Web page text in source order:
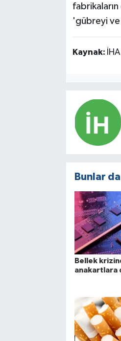
fabrikaların
'gübreyi ve
Kaynak: İHA
Bunlar
Bellek
anakartlara